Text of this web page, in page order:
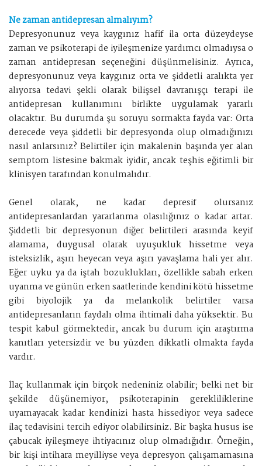
Ne zaman antidepresan almalıyım?
Depresyonunuz veya kaygınız hafif ila orta düzeydeyse
zaman ve psikoterapi de iyileşmenize yardımcı olmadıysa o
zaman antidepresan seçeneğini düşünmelisiniz. Ayrıca,
depresyonunuz veya kaygınız orta ve şiddetli aralıkta yer
alıyorsa tedavi şekli olarak bilişsel davranışçı terapi ile
antidepresan kullanımını birlikte uygulamak yararlı
olacaktır. Bu durumda şu soruyu sormakta fayda var: Orta
derecede veya şiddetli bir depresyonda olup olmadığınızı
nasıl anlarsınız? Belirtiler için makalenin başında yer alan
semptom listesine bakmak iyidir, ancak teşhis eğitimli bir
klinisyen tarafından konulmalıdır.
Genel olarak, ne kadar depresif olursanız
antidepresanlardan yararlanma olasılığınız o kadar artar.
Şiddetli bir depresyonun diğer belirtileri arasında keyif
alamama, duygusal olarak uyuşukluk hissetme veya
isteksizlik, aşırı heyecan veya aşırı yavaşlama hali yer alır.
Eğer uyku ya da iştah bozuklukları, özellikle sabah erken
uyanma ve günün erken saatlerinde kendini kötü hissetme
gibi biyolojik ya da melankolik belirtiler varsa
antidepresanların faydalı olma ihtimali daha yüksektir. Bu
tespit kabul görmektedir, ancak bu durum için araştırma
kanıtları yetersizdir ve bu yüzden dikkatli olmakta fayda
vardır.
İlaç kullanmak için birçok nedeniniz olabilir; belki net bir
şekilde düşünemiyor, psikoterapinin gerekliliklerine
uyamayacak kadar kendinizi hasta hissediyor veya sadece
ilaç tedavisini tercih ediyor olabilirsiniz. Bir başka husus ise
çabucak iyileşmeye ihtiyacınız olup olmadığıdır. Örneğin,
bir kişi intihara meyilliyse veya depresyon çalışamamasına